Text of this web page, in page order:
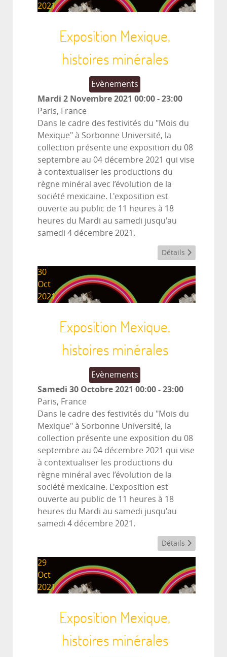
2021
Exposition Mexique,
histoires minérales
Evènements
Mardi 2 Novembre 2021 00:00-23:00
Paris, France
Dans le cadre des festivités du "Mois du
Mexique" à Sorbonne Université, la
collection présente une exposition du 08
septembre au 04 décembre 2021 qui vise
à contextualiser les productions du
règne minéral avec l’évolution de la
société mexicaine. L'exposition est
ouverte au public de 11 heures à 18
heures du Mardi au samedi jusqu'au
samedi 4 décembre 2021.
Détails
30
Oct
2021
Exposition Mexique,
histoires minérales
Evènements
Samedi 30 Octobre 2021 00:00-23:00
Paris, France
Dans le cadre des festivités du "Mois du
Mexique" à Sorbonne Université, la
collection présente une exposition du 08
septembre au 04 décembre 2021 qui vise
à contextualiser les productions du
règne minéral avec l’évolution de la
société mexicaine. L'exposition est
ouverte au public de 11 heures à 18
heures du Mardi au samedi jusqu'au
samedi 4 décembre 2021.
Détails
29
Oct
2021
Exposition Mexique,
histoires minérales